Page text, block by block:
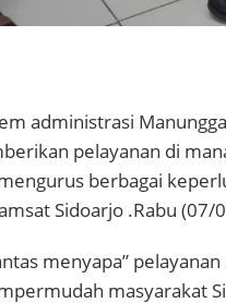
administrasi
pelayanan di
berbagai
Sidoarjo .Rabu (07/
menyapa”
masyarakat